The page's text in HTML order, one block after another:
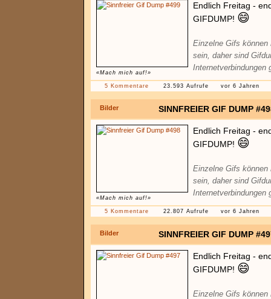
«Mach mich auf!»
Endlich Freitag -
GIFDUMP! 😄
Einzelne Gifs können
sein, daher sind
Internetverbindungen
5 Kommentare 23.593 Aufrufe vor 6 Jahren
Bilder SINNFREIER GIF DUMP
«Mach mich auf!»
Endlich Freitag -
GIFDUMP! 😄
Einzelne Gifs können
sein, daher sind
Internetverbindungen
5 Kommentare 22.807 Aufrufe vor 6 Jahren
Bilder SINNFREIER GIF DUMP
Endlich Freitag -
GIFDUMP! 😄
Einzelne Gifs können